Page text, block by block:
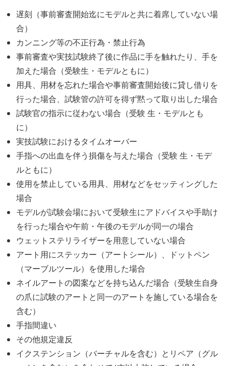
遅刻（事前審査開始迄にモデルと共に着席していない場
合）
カンニング等の不正行為・禁止行為
事前審査や実技試験終了後に作品に手を触れたり、手を
加えた場合（受験生・モデルともに）
用具、用材を忘れた場合や事前審査開始後に貸し借りを
行った場合、試験管の許可を得ず黙って取り出した場合
試験官の指示に従わない場合（受験 生・モデルとも
に）
実技試験におけるタイムオーバー
手指への出血を伴う損傷を与えた場合（受験 生・モデ
ルともに）
使用を禁止している用具、用材などをセッティングした
場合
モデルが試験会場において受験生にアドバイスや手助け
を行った場合や午前・午後のモデルが同一の場合
ウェットステリライザーを用意していない場合
アート用にステッカー（アートシール）、ドットペン
（マーブルツール）を使用した場合
ネイルアートの図案などを持ち込んだ場合（受験生自身
の爪に試験のアートと同一のアートを施している場合を
含む）
手指間違い
その他規定違反
イクステンション（バーチャルを含む）とリペア（グル